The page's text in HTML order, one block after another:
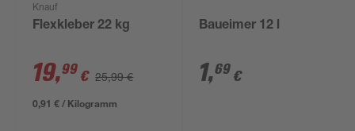
Knauf
Flexkleber 22 kg
19,99 € 25,99 €
0,91 € / Kilogramm
Baueimer 12 l
1,69 €